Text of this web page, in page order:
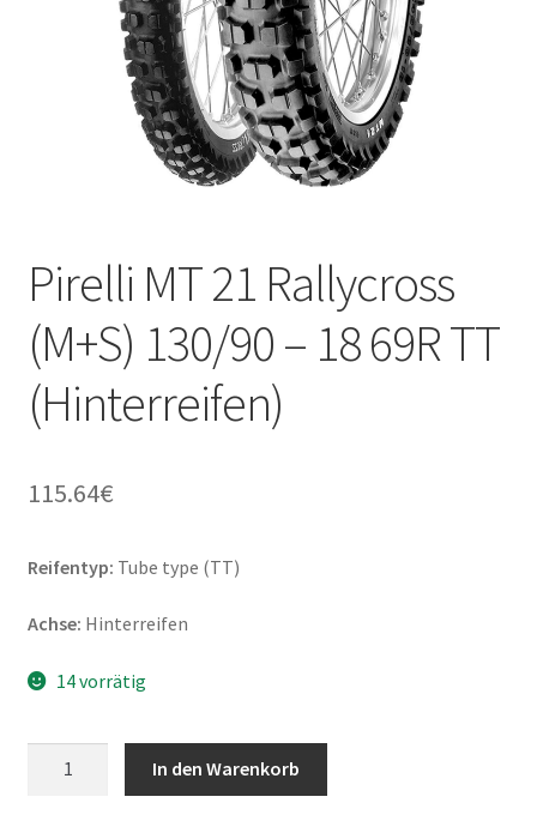
Pirelli MT 21 Rallycross
(M+S) 130/90 – 18 69R TT
(Hinterreifen)
115.64€
Reifentyp: Tube type (TT)
Achse: Hinterreifen
14 vorrätig
In den Warenkorb